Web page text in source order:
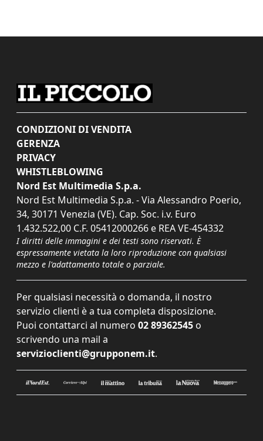
CONDIZIONI DI VENDITA
GERENZA
PRIVACY
WHISTLEBLOWING
Nord Est Multimedia S.p.a.
Nord Est Multimedia S.p.a. - Via Alessandro Poerio,
34, 30171 Venezia (VE). Cap. Soc. i.v. Euro
1.432.522,00 C.F. 05412000266 e REA VE-454332
I diritti delle immagini e dei testi sono riservati. È
espressamente vietata la loro riproduzione con qualsiasi
mezzo e l'adattamento totale o parziale.
Per qualsiasi necessità o domanda, il nostro
servizio clienti è a tua completa disposizione.
Puoi contattarci al numero 02 89362545 o
scrivendo una mail a
servizioclienti@grupponem.it.